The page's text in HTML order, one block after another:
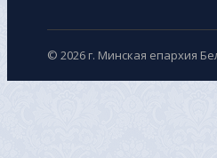
© 2026 г. Минская епархия